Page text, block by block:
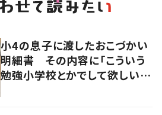
小4の息子に渡したおこづかい
明細書 その内容に「こういう
勉強小学校とかでして欲しい」